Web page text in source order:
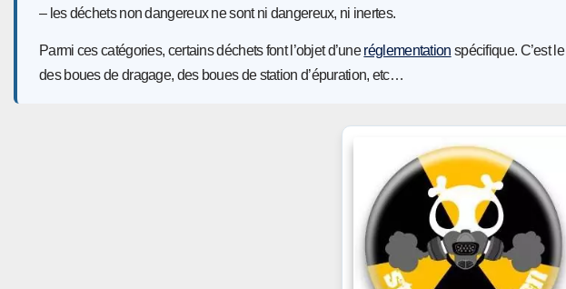
– les déchets non dangereux ne sont ni dangereux, ni inertes.
Parmi ces catégories, certains déchets font l’objet d’uneréglementation spécifique. C’est
des boues de dragage, des boues de station d’épuration, etc…